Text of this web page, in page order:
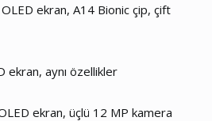
ekran, A14 Bionic çip, çift
ekran, aynı özellikler
ekran, üçlü 12 MP kamera